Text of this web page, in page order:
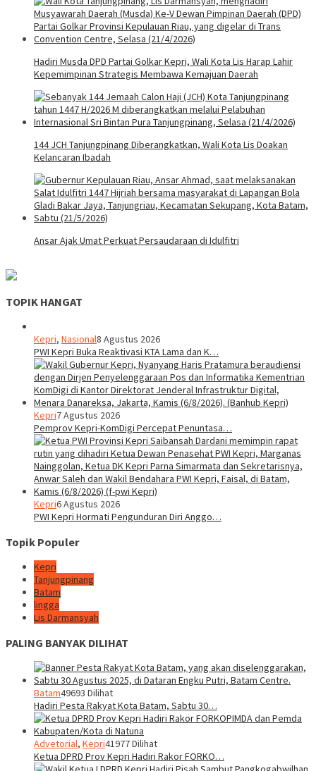
Hadiri Musda DPD Partai Golkar Kepri, Wali Kota Lis Harap Lahir
Kepemimpinan Strategis Membawa Kemajuan Daerah
144 JCH Tanjungpinang Diberangkatkan, Wali Kota Lis Doakan
Kelancaran Ibadah
Ansar Ajak Umat Perkuat Persaudaraan di Idulfitri
TOPIK HANGAT
Kepri, Nasional8 Agustus 2026
PWI Kepri Buka Reaktivasi KTA Lama dan K…
Kepri7 Agustus 2026
Pemprov Kepri-KomDigi Percepat Penuntasa…
Kepri6 Agustus 2026
PWI Kepri Hormati Pengunduran Diri Anggo…
Topik Populer
Kepri
Tanjungpinang
Batam
lingga
Lis Darmansyah
PALING BANYAK DILIHAT
Batam49693 Dilihat
Hadiri Pesta Rakyat Kota Batam, Sabtu 30…
Advetorial, Kepri41977 Dilihat
Ketua DPRD Prov Kepri Hadiri Rakor FORKO…